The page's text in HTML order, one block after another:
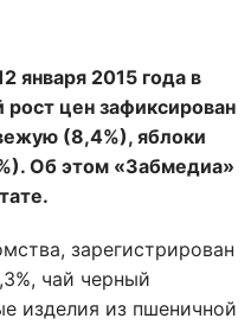
января 2015 года в
цен зафиксирован
(8,4%), яблоки
Об этом «Забмедиа»
зарегистрирован
чай черный
изделия из пшеничной